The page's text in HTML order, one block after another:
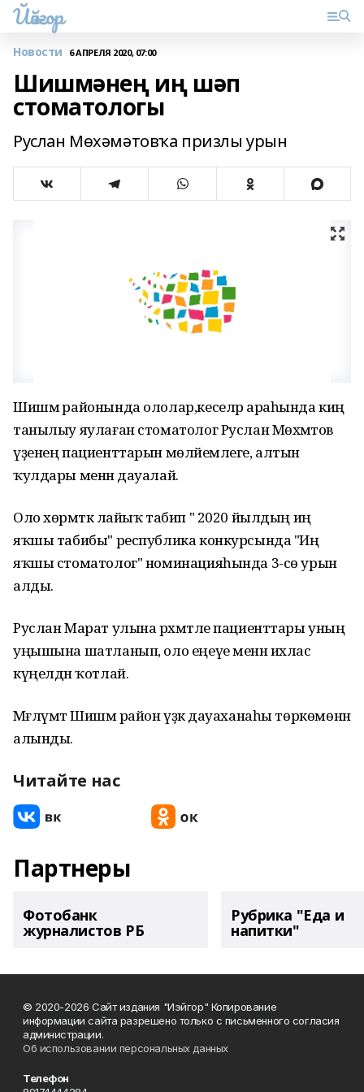
Йәйғор
Новости 6 АПРЕЛЯ 2020, 07:00
Шишмәнең иң шәп
стоматологы
Руслан Мөхәмәтовҡа призлы урын
Шишмә районында ололар,кеселәр араһында киң
танылыу яулаған стоматолог Руслан Мөхәмәтов
үҙенең пациенттарын мөләйемлеге, алтын
ҡулдары менән дауалай.
Оло хөрмәткә лайыҡ табип " 2020 йылдың иң
яҡшы табибы" республика конкурсында "Иң
яҡшы стоматолог" номинацияһында 3-сө урын
алды.
Руслан Марат улына рәхмәтле пациенттары уның
уңышына шатланып, оло еңеүе менән ихлас
күңелдән ҡотлай.
Мәғлүмәт Шишмә район үҙәк дауаханаһы төркөмөнән
алынды.
Читайте нас
Партнеры
Фотобанк
журналистов РБ
Рубрика "Еда и
напитки"
© 2020-2026 Сайт издания "Иэйгор" Копирование
информации сайта разрешено только с письменного согласия
администрации.
Об использовании персональных данных
Телефон